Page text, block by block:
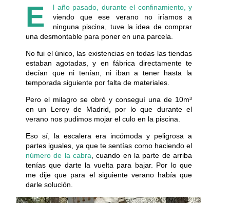
E
l año pasado, durante el confinamiento, y
viendo que ese verano no iríamos a
ninguna piscina, tuve la idea de comprar
una desmontable para poner en una parcela.
No fui el único, las existencias en todas las tiendas
estaban agotadas, y en fábrica directamente te
decían que ni tenían, ni iban a tener hasta la
temporada siguiente por falta de materiales.
Pero el milagro se obró y conseguí una de 10m³
en un Leroy de Madrid, por lo que durante el
verano nos pudimos mojar el culo en la piscina.
Eso sí, la escalera era incómoda y peligrosa a
partes iguales, ya que te sentías como haciendo el
número de la cabra , cuando en la parte de arriba
tenías que darte la vuelta para bajar. Por lo que
me dije que para el siguiente verano había que
darle solución.